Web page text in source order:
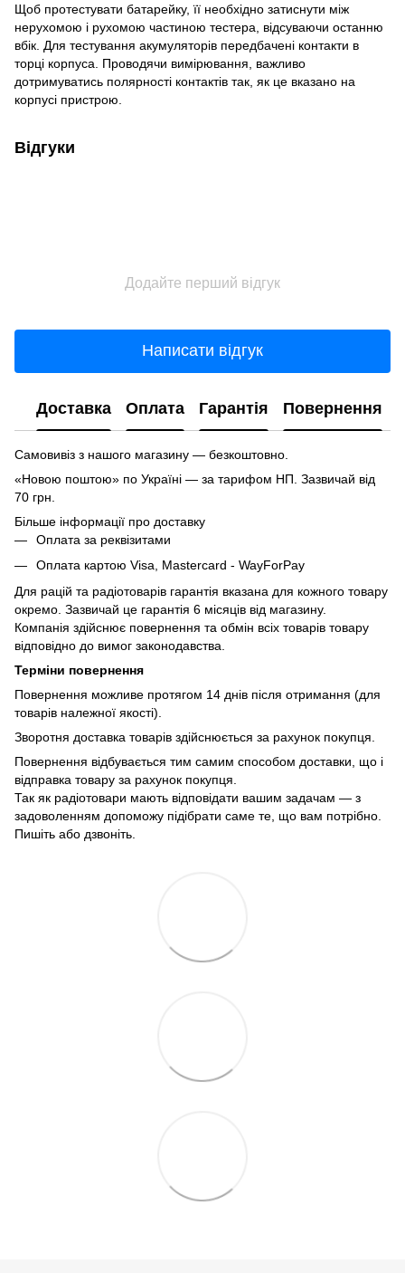
Щоб протестувати батарейку, її необхідно затиснути між
нерухомою і рухомою частиною тестера, відсуваючи останню
вбік. Для тестування акумуляторів передбачені контакти в
торці корпуса. Проводячи вимірювання, важливо
дотримуватись полярності контактів так, як це вказано на
корпусі пристрою.
Відгуки
Додайте перший відгук
Написати відгук
Доставка Оплата Гарантія Повернення
Самовивіз з нашого магазину — безкоштовно.
«Новою поштою» по Україні — за тарифом НП. Зазвичай від
70 грн.
Більше інформації про доставку
Оплата за реквізитами
Оплата картою Visa, Mastercard - WayForPay
Для рацій та радіотоварів гарантія вказана для кожного товару
окремо. Зазвичай це гарантія 6 місяців від магазину.
Компанія здійснює повернення та обмін всіх товарів товару
відповідно до вимог законодавства.
Терміни повернення
Повернення можливе протягом 14 днів після отримання (для
товарів належної якості).
Зворотня доставка товарів здійснюється за рахунок покупця.
Повернення відбувається тим самим способом доставки, що і
відправка товару за рахунок покупця.
Так як радіотовари мають відповідати вашим задачам — з
задоволенням допоможу підібрати саме те, що вам потрібно.
Пишіть або дзвоніть.